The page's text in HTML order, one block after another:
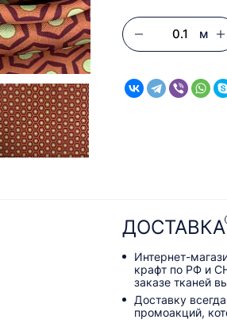
м
ДОСТАВКА
Интернет-
крафт по РФ и
заказе тканей
Доставку
промоакций,